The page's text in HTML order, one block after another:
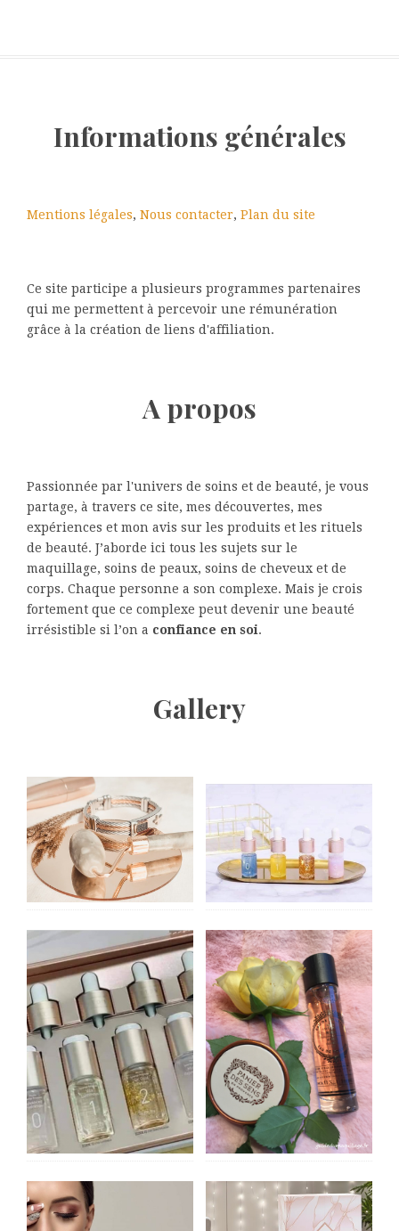
Informations générales
Mentions légales, Nous contacter, Plan du site
Ce site participe a plusieurs programmes partenaires
qui me permettent à percevoir une rémunération
grâce à la création de liens d'affiliation.
A propos
Passionnée par l'univers de soins et de beauté, je vous
partage, à travers ce site, mes découvertes, mes
expériences et mon avis sur les produits et les rituels
de beauté. J’aborde ici tous les sujets sur le
maquillage, soins de peaux, soins de cheveux et de
corps. Chaque personne a son complexe. Mais je crois
fortement que ce complexe peut devenir une beauté
irrésistible si l’on a confiance en soi.
Gallery